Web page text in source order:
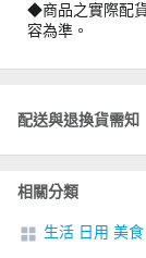
◆商品之實際配
容為準。
配送與退換貨需知
相關分類
生活 日用 美食